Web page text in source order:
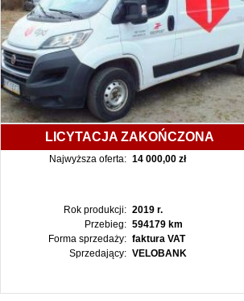
LICYTACJA ZAKOŃCZONA
Najwyższa oferta: 14 000,00 zł
Rok produkcji: 2019 r.
Przebieg: 594179 km
Forma sprzedaży: faktura VAT
Sprzedający: VELOBANK